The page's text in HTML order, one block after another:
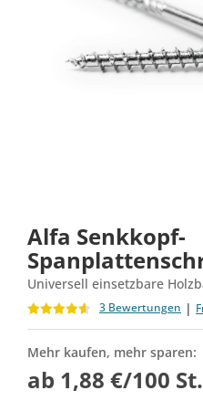
Alfa Senkkopf-
Universell einsetzbare
3 Bewertungen |
Mehr kaufen, mehr sparen:
ab 1,88 €/100 St.